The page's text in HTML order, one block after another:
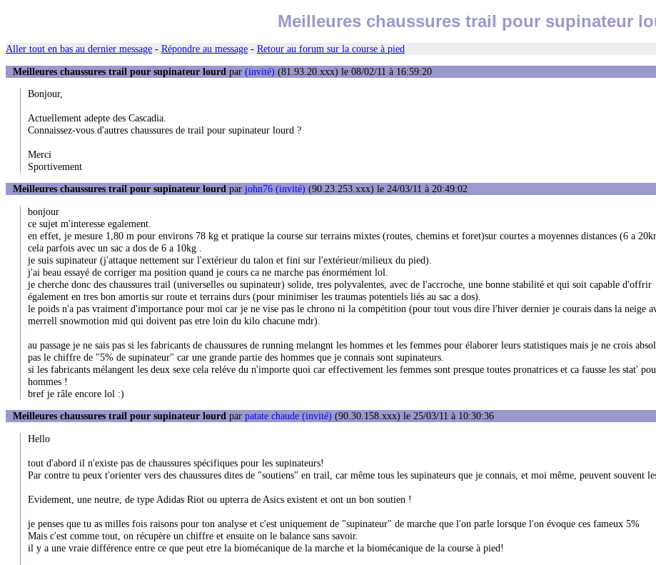
Meilleures chaussures trail pour supinateur
Aller tout en bas au dernier message - Répondre au message - Retour au forum sur la course à pied
Meilleures chaussures trail pour supinateur lourd par (invité) (81.93.20.xxx) le 08/02/11 à 16:59:20
Bonjour,
Actuellement adepte des Cascadia.
Connaissez-vous d'autres chaussures de trail pour supinateur lourd ?
Merci
Sportivement
Meilleures chaussures trail pour supinateur lourd par john76 (invité) (90.23.253.xxx) le 24/03/11 à 20:49:02
bonjour
ce sujet m'interesse egalement.
en effet, je mesure 1,80 m pour environs 78 kg et pratique la course sur terrains mixtes (routes, chemins et foret)sur courtes a moyennes distances (6 a
cela parfois avec un sac a dos de 6 a 10kg .
je suis supinateur (j'attaque nettement sur l'extérieur du talon et fini sur l'extérieur/milieux du pied).
j'ai beau essayé de corriger ma position quand je cours ca ne marche pas énormément lol.
je cherche donc des chaussures trail (universelles ou supinateur) solide, tres polyvalentes, avec de l'accroche, une bonne stabilité et qui soit capable d'offrir
également en tres bon amortis sur route et terrains durs (pour minimiser les traumas potentiels liés au sac a dos).
le poids n'a pas vraiment d'importance pour moi car je ne vise pas le chrono ni la compétition (pour tout vous dire l'hiver dernier je courais dans la neige
merrell snowmotion mid qui doivent pas etre loin du kilo chacune mdr).
au passage je ne sais pas si les fabricants de chaussures de running melangnt les hommes et les femmes pour élaborer leurs statistiques mais je ne crois
pas le chiffre de "5% de supinateur" car une grande partie des hommes que je connais sont supinateurs.
si les fabricants mélangent les deux sexe cela reléve du n'importe quoi car effectivement les femmes sont presque toutes pronatrices et ca fausse les stat'
hommes !
bref je râle encore lol :)
Meilleures chaussures trail pour supinateur lourd par patate chaude (invité) (90.30.158.xxx) le 25/03/11 à 10:30:36
Hello
tout d'abord il n'existe pas de chaussures spécifiques pour les supinateurs!
Par contre tu peux t'orienter vers des chaussures dites de "soutiens" en trail, car même tous les supinateurs que je connais, et moi même, peuvent souvent
Evidement, une neutre, de type Adidas Riot ou upterra de Asics existent et ont un bon soutien !
je penses que tu as milles fois raisons pour ton analyse et c'est uniquement de "supinateur" de marche que l'on parle lorsque l'on évoque ces fameux 5%
Mais c'est comme tout, on récupère un chiffre et ensuite on le balance sans savoir.
il y a une vraie différence entre ce que peut etre la biomécanique de la marche et la biomécanique de la course à pied!